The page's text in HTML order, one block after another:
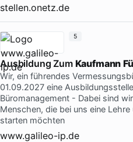
stellen.onetz.de
Ausbildung Zum Kaufmann
Wir, ein führendes
01.09.2027 eine
Büromanagement - Dabei sind
Menschen, die bei uns eine
starten möchten
www.galileo-ip.de
5